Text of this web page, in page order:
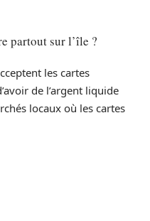
partout sur l’île ?
les cartes
de l’argent liquide
locaux où les cartes